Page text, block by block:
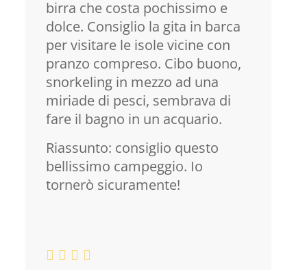
birra che costa pochissimo e
dolce. Consiglio la gita in barca
per visitare le isole vicine con
pranzo compreso. Cibo buono,
snorkeling in mezzo ad una
miriade di pesci, sembrava di
fare il bagno in un acquario.
Riassunto: consiglio questo
bellissimo campeggio. Io
tornerò sicuramente!